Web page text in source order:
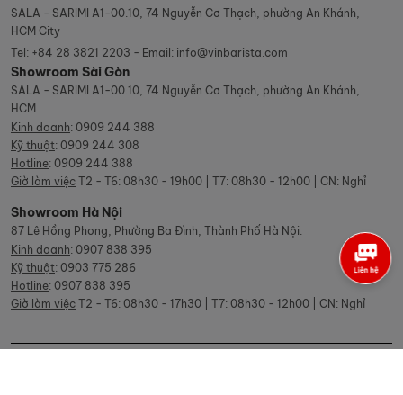
SALA - SARIMI A1-00.10, 74 Nguyễn Cơ Thạch, phường An Khánh,
HCM City
Tel: +84 28 3821 2203 - Email: info@vinbarista.com
Showroom Sài Gòn
SALA - SARIMI A1-00.10, 74 Nguyễn Cơ Thạch, phường An Khánh,
HCM
Kinh doanh: 0909 244 388
Kỹ thuật: 0909 244 308
Hotline: 0909 244 388
Giờ làm việc T2 - T6: 08h30 - 19h00 | T7: 08h30 - 12h00 | CN: Nghỉ
Showroom Hà Nội
87 Lê Hồng Phong, Phường Ba Đình, Thành Phố Hà Nội.
Kinh doanh: 0907 838 395
Kỹ thuật: 0903 775 286
Hotline: 0907 838 395
Giờ làm việc T2 - T6: 08h30 - 17h30 | T7: 08h30 - 12h00 | CN: Nghỉ